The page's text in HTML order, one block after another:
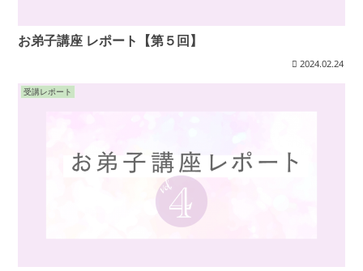
お弟子講座 レポート【第５回】
2024.02.24
受講レポート